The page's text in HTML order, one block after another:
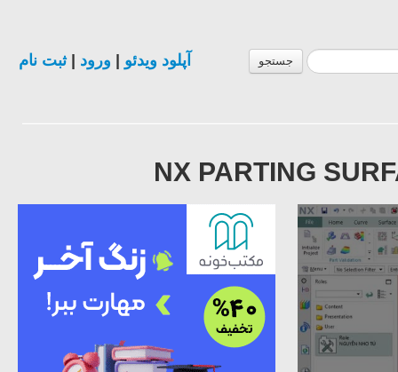
جستجو آپلود ویدئو ورود |ثبت نام
NX PARTING